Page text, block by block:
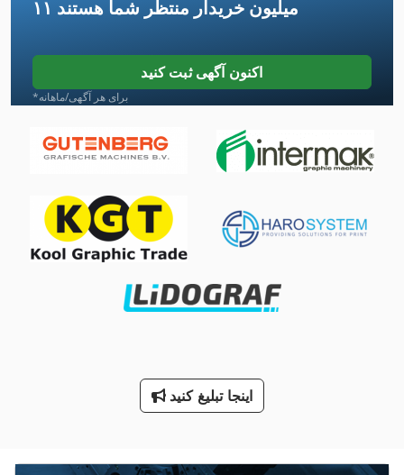
دستگاه خنک کننده آب
ذوزنقه ورق 310 135
راهنمای Lm
سه نقطه
قطعات یدکی
لوازم جانبی
لوازم جانبی برای ماشین آلات تاشو
ماشین های مرتب کننده
چسب تجهیزات
۱۱ میلیون خریدار منتظر شما هستند
اکنون آگهی ثبت کنید
*برای هر آگهی/ماهانه
اینجا تبلیغ کنید